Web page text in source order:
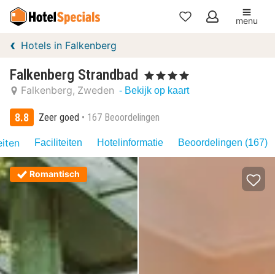
Mijn
menu
Hotels in Falkenberg
Falkenberg Strandbad , 4 Sterren
Falkenberg Zweden - Bekijk op kaart
8.8 Zeer goed 167 Beoordelingen
Faciliteiten Hotelinformatie Beoordelingen (167)
Romantisch